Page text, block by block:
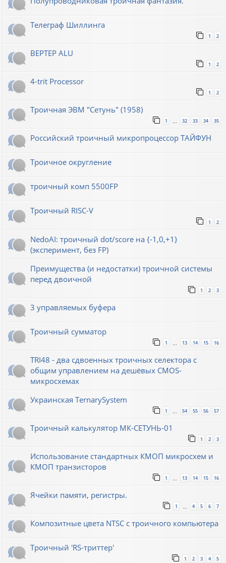
Телеграф Шиллинга
1 2
BEPTEP ALU
1 2
4-trit Processor
1 2
Троичная ЭВМ "Сетунь" (1958)
1 … 32 33 34 35
Российский троичный микропроцессор ТАЙФУН
Троичное округление
троичный комп 5500FP
Троичный RISC-V
1 2
NedoAI: троичный dot/score на {-1,0,+1}
(эксперимент, без FP)
Преимущества (и недостатки) троичной системы
перед двоичной
1 2 3
3 управляемых буфера
Троичный сумматор
1 13 14 15 16
TRI48 - два сдвоенных троичных селектора с
общим управлением на дешёвых CMOS-
микросхемах
Украинская TernarySystem
1 54 55 56 57
Троичный калькулятор МК-СЕТУНЬ-01
1 2 3
Использование стандартных КМОП микросхем и
КМОП транзисторов
1 13 14 15 16
Ячейки памяти, регистры.
1 … 4 5 6 7
Композитные цвета NTSC с троичного компьютера
Троичный 'RS-триттер'
1 2 3 4 5